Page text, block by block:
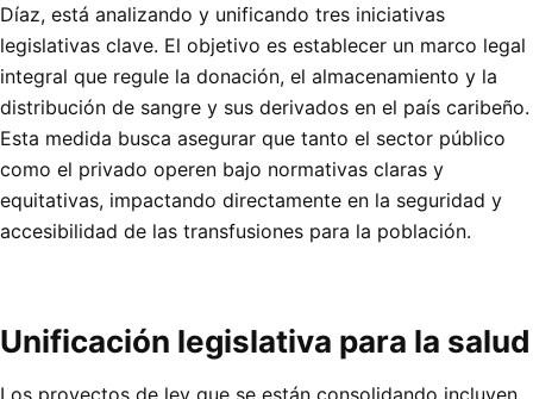
Díaz, está analizando y unificando tres iniciativas
legislativas clave. El objetivo es establecer un marco legal
integral que regule la donación, el almacenamiento y la
distribución de sangre y sus derivados en el país caribeño.
Esta medida busca asegurar que tanto el sector público
como el privado operen bajo normativas claras y
equitativas, impactando directamente en la seguridad y
accesibilidad de las transfusiones para la población.
Unificación legislativa para la salud
Los proyectos de ley que se están consolidando incluyen